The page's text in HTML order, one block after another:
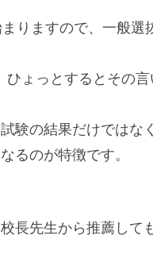
りますので、一般選
ょっとするとその
験の結果だけではな
るのが特徴です。
長先生から推薦して